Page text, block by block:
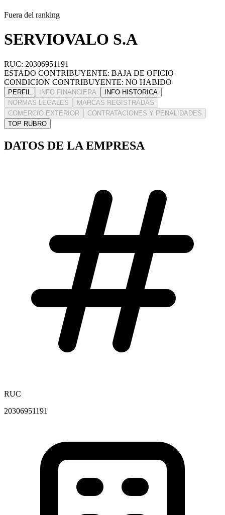
Fuera del ranking
SERVIOVALO S.A
RUC: 20306951191
ESTADO CONTRIBUYENTE: BAJA DE OFICIO
CONDICION CONTRIBUYENTE: NO HABIDO
PERFIL INFO FINANCIERA
INFO HISTORICA
NORMAS LEGALES
MARCAS REGISTRADAS
COMERCIO EXTERIOR
CONTRATACIONES Y PENALIDADES
TOP RUBRO
DATOS DE LA EMPRESA
RUC
20306951191